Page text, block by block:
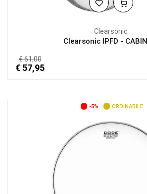
Clearsonic
Clearsonic IPFD -
€ 61,00
€ 57,95
-5% ORDINABILE